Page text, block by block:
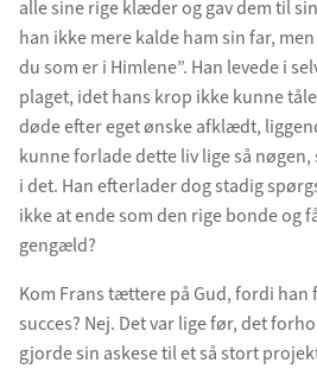
alle sine rige klæder og gav dem til
han ikke mere kalde ham sin far,
du som er i Himlene”. Han levede i
plaget, idet hans krop ikke kunne
døde efter eget ønske afklædt,
kunne forlade dette liv lige så
i det. Han efterlader dog stadig
ikke at ende som den rige bonde og
gengæld?
Kom Frans tættere på Gud, fordi han
succes? Nej. Det var lige før, det
gjorde sin askese til et så stort